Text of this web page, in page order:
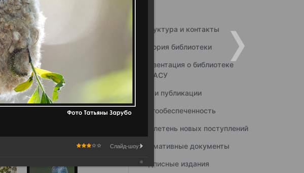
Структура и контакты
История библиотеки
Презентация о библиотеке
ННГАСУ
Наши публикации
Книгообеспеченность
Бюллетень новых поступлений
Нормативные документы
Подписные издания
Слайд-шоу: